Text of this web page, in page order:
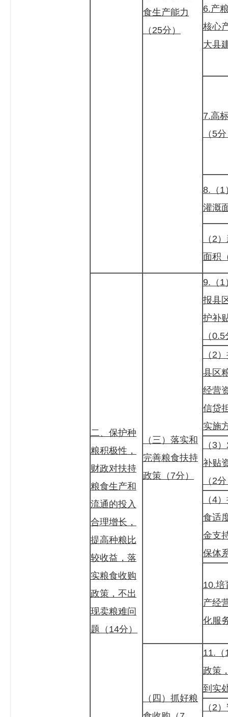
食生产能力
（25分）
6.产
核心
大县
7.高
（5
8.（1
灌溉
（2
面积
二、保护种
粮积极性，
财政对扶持
粮食生产和
流通的投入
合理增长，
提高种粮比
较收益，落
实粮食收购
政策，不出
现卖粮难问
题（14分）
（三）落实和
完善粮食扶持
政策（7分）
9.（1
报县
护补
（
（2
县区
经营
信贷
实施
（3
补贴
（2
（4
食适
金支
保体
10.培
产经
化服
（四）抓好粮
11.（
政策
到实
（2